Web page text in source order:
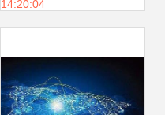
14:20:04